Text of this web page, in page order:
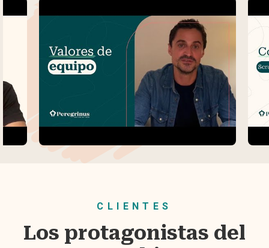
CLIENTES
Los protagonistas del